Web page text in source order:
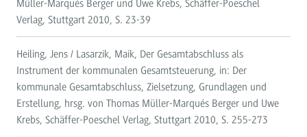
Müller-Marqués Berger und Uwe Krebs, Schäffer-Poeschel
Verlag, Stuttgart 2010, S. 23-39
Heiling, Jens / Lasarzik, Maik, Der Gesamtabschluss als
Instrument der kommunalen Gesamtsteuerung, in: Der
kommunale Gesamtabschluss, Zielsetzung, Grundlagen und
Erstellung, hrsg. von Thomas Müller-Marqués Berger und Uwe
Krebs, Schäffer-Poeschel Verlag, Stuttgart 2010, S. 255-273